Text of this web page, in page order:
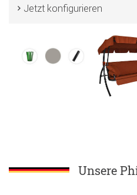
Jetzt konfigurieren
Unsere